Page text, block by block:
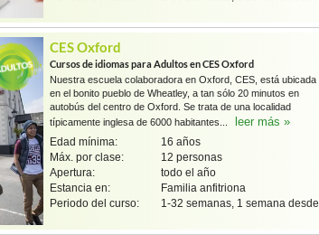
CES Oxford
Cursos de idiomas para Adultos en CES Oxford
Nuestra escuela colaboradora en Oxford, CES, está ubicada
en el bonito pueblo de Wheatley, a tan sólo 20 minutos en
autobús del centro de Oxford. Se trata de una localidad
típicamente inglesa de 6000 habitantes...
leer más »
Edad mínima:
16 años
Máx. por clase:
12 personas
Apertura:
todo el año
Estancia en:
Familia anfitriona
Periodo del curso:
1-32 semanas, 1 semana desde